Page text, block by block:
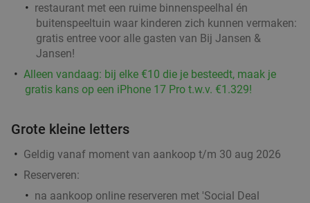
31%
4-gangendiner van de chef bij Brasserie de
Poort
Brasserie de Poort
Verkocht: 205
€29
restaurant met een ruime binnenspeelhal én
buitenspeeltuin waar kinderen zich kunnen vermaken:
gratis entree voor alle gasten van Bij Jansen &
Jansen!
Alleen vandaag: bij elke €10 die je besteedt, maak je
gratis kans op een iPhone 17 Pro t.w.v. €1.329!
Grote kleine letters
Geldig vanaf moment van aankoop t/m 30 aug 2026
Reserveren:
na aankoop online reserveren met 'Social Deal